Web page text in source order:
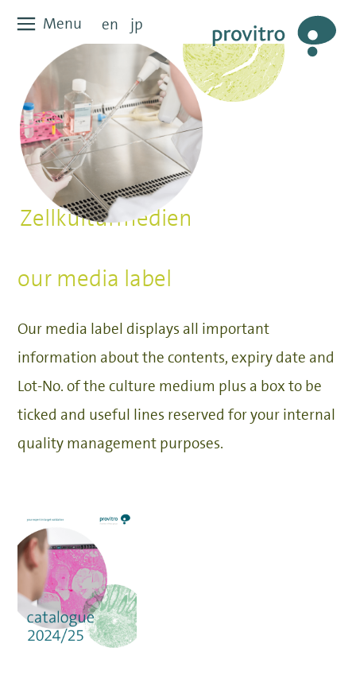
Zum
springen
Menu en jp
Menu
Zellkulturmedien
our media label
Our media label displays all important
information about the contents, expiry date and
Lot-No. of the culture medium plus a box to be
ticked and useful lines reserved for your internal
quality management purposes.